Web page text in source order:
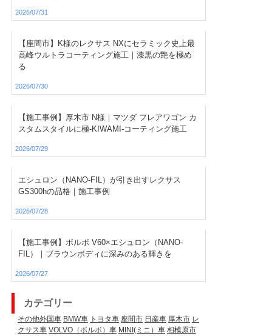
2026/07/31
【座間市】K様のレクサス NXにセラミック史上最
高峰ウルトラコーティング施工｜漆黒の艶を極め
る
2026/07/30
【施工事例】厚木市 N様｜マツダ フレアワゴン カ
スタムスタイルに極-KIWAMI-コーティング施工
2026/07/29
エシュロン（NANO-FIL）が引き出すレクサス
GS300hの品格｜施工事例
2026/07/28
【施工事例】ボルボ V60×エシュロン（NANO-
FIL）｜ブラウンボディに深みのある輝きを
2026/07/27
カテゴリー
その他外国車 BMW車 トヨタ車 座間市 日産車 厚木市 レ
クサス車 VOLVO（ボルボ）車 MINI(ミニ）車 相模原市